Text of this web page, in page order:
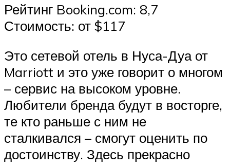
Рейтинг Booking.com: 8,7
Стоимость: от $117
Это сетевой отель в Нуса-Дуа от
Marriott и это уже говорит о многом
– сервис на высоком уровне.
Любители бренда будут в восторге,
те кто раньше с ним не
сталкивался – смогут оценить по
достоинству. Здесь прекрасно